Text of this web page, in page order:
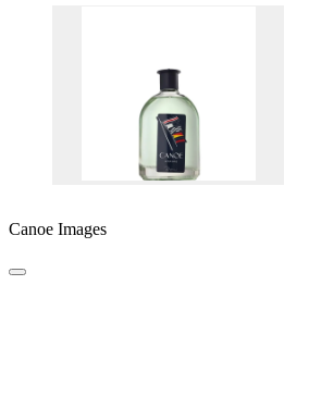
Canoe Images